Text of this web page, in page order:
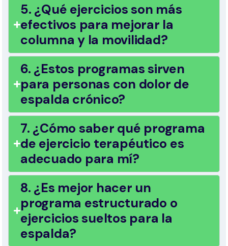
5. ¿Qué ejercicios son más
efectivos para mejorar la
columna y la movilidad?
6. ¿Estos programas sirven
para personas con dolor de
espalda crónico?
7. ¿Cómo saber qué programa
de ejercicio terapéutico es
adecuado para mí?
8. ¿Es mejor hacer un
programa estructurado o
ejercicios sueltos para la
espalda?